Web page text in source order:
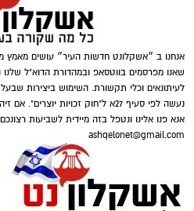
מיכאל אוחנה
הנוער והמשיך להתפתח
ובסה”כ הרוויחה על הקשר
אליצור אשקלון
אמר, בעל רקע עשיר בתחום
שחקנים, מגיע לא.ס
ניסיון רב בנבחרות ישראל
מהמובילות בארץ.
אנחנו ב ״אשקלונט חדשות העיר״ עושים מאמץ
שאנו מפרסמים בווטסאפ ובמהדורת הדוא"ל
לעיתונאים וכלי תקשורת. השימוש ביצירות שבעל
נעשה לפי סעיף 27א ל"חוק זכויות
אנא פנו אלינו ונטפל בזה מיידית לשביעות
ashqelonet@gmail.com